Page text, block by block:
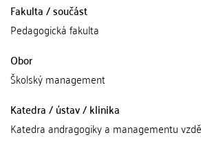
Fakulta / součást
Pedagogická fakulta
Obor
Školský management
Katedra / ústav / klinika
Katedra andragogiky a managementu